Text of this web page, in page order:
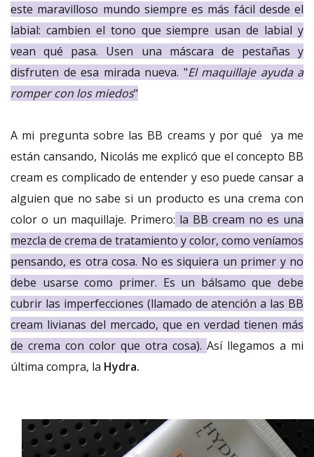
este maravilloso mundo siempre es más fácil desde el
labial: cambien el tono que siempre usan de labial y
vean qué pasa. Usen una máscara de pestañas y
disfruten de esa mirada nueva. "El maquillaje ayuda a
romper con los miedos"
A mi pregunta sobre las BB creams y por qué ya me
están cansando, Nicolás me explicó que el concepto BB
cream es complicado de entender y eso puede cansar a
alguien que no sabe si un producto es una crema con
color o un maquillaje. Primero: la BB cream no es una
mezcla de crema de tratamiento y color, como veníamos
pensando, es otra cosa. No es siquiera un primer y no
debe usarse como primer. Es un bálsamo que debe
cubrir las imperfecciones (llamado de atención a las BB
cream livianas del mercado, que en verdad tienen más
de crema con color que otra cosa). Así llegamos a mi
última compra, la Hydra.